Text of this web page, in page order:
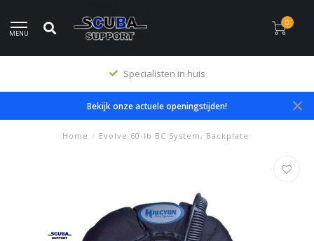
MENU
0
Specialisten in huis
Bekijk onze actuele openingstijden!
Home / Evolve 60-lb BC System, Backplate